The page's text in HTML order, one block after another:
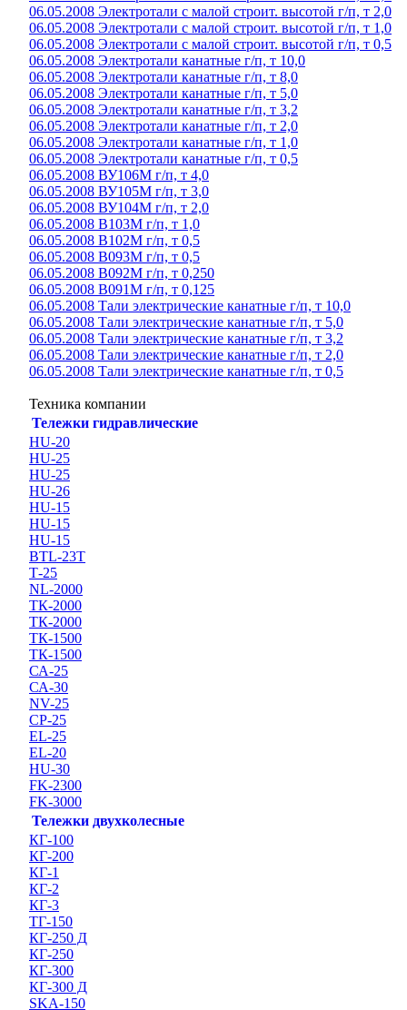
06.05.2008 Электротали с малой строит. высотой г/п, т 2,0
06.05.2008 Электротали с малой строит. высотой г/п, т 1,0
06.05.2008 Электротали с малой строит. высотой г/п, т 0,5
06.05.2008 Электротали канатные г/п, т 10,0
06.05.2008 Электротали канатные г/п, т 8,0
06.05.2008 Электротали канатные г/п, т 5,0
06.05.2008 Электротали канатные г/п, т 3,2
06.05.2008 Электротали канатные г/п, т 2,0
06.05.2008 Электротали канатные г/п, т 1,0
06.05.2008 Электротали канатные г/п, т 0,5
06.05.2008 ВУ106М г/п, т 4,0
06.05.2008 ВУ105М г/п, т 3,0
06.05.2008 ВУ104М г/п, т 2,0
06.05.2008 В103М г/п, т 1,0
06.05.2008 В102М г/п, т 0,5
06.05.2008 В093М г/п, т 0,5
06.05.2008 В092М г/п, т 0,250
06.05.2008 В091М г/п, т 0,125
06.05.2008 Тали электрические канатные г/п, т 10,0
06.05.2008 Тали электрические канатные г/п, т 5,0
06.05.2008 Тали электрические канатные г/п, т 3,2
06.05.2008 Тали электрические канатные г/п, т 2,0
06.05.2008 Тали электрические канатные г/п, т 0,5
Техника компании
Тележки гидравлические
HU-20
HU-25
HU-25
HU-26
HU-15
HU-15
HU-15
BTL-23T
Т-25
NL-2000
ТК-2000
ТК-2000
ТК-1500
ТК-1500
СА-25
СА-30
NV-25
CP-25
EL-25
EL-20
HU-30
FK-2300
FK-3000
Тележки двухколесные
КГ-100
КГ-200
КГ-1
КГ-2
КГ-3
ТГ-150
КГ-250 Д
КГ-250
КГ-300
КГ-300 Д
SKA-150